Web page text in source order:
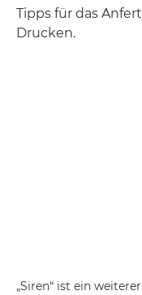
Tipps für das
Drucken.
„Siren“ ist ein